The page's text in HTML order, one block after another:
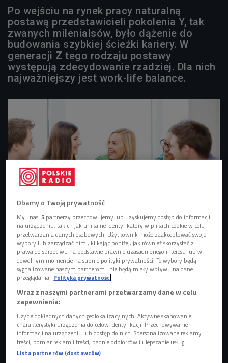
Po wejściu na rynek pracy naturalną
postawą przedstawicieli pokolenia Y, tak
zwanych milenialsów, było dążenie do
budowania szybkiej ścieżki kariery. W
generacji Z tego rodzaju postawy
występują zdecydowanie rzadziej. Dla nich
najważniejszy jest work-life balance.
Dla przedstawicieli pokolenia Z istotny jest work-life balance
Foto:
shutterstock/Ground Picture
Jak wynika z badania przeprowadzonego przez Instytut
Nauk o Zarządzaniu i Jakości Wyższej Szkoły Humanitas,
przedstawiciele pokolenia Z, czyli osób urodzonych po
roku 1997, ponad osiąganie sukcesów zawodowych
stawiają cele związane z życiem prywatnym.
- Zmiana pokoleniowa jest zasadnicza. Ja jestem z
rocznika 1981 i dla mojego pokolenia czymś absolutnie
naturalnym było, że szkoła ma nas przygotować do dobrego
Dbamy o Twoją prywatność
My i nasi5 partnerzy przechowujemy lub uzyskujemy dostęp do informacji
na urządzeniu, takich jak unikalne identyfikatory w plikach cookie w celu
przetwarzania danych osobowych. Użytkownik może zaakceptować swoje
wybory lub zarządzać nimi, klikając poniżej, jak również skorzystać z
prawa do sprzeciwu na podstawie prawnie uzasadnionego interesu lub w
dowolnym momencie na stronie polityki prywatności. Te wybory będą
sygnalizowane naszym partnerom i nie będą miały wpływu na dane
przeglądania. Polityka prywatności
Wraz z naszymi partnerami przetwarzamy dane w celu
zapewnienia:
Użycie dokładnych danych geolokalizacyjnych. Aktywne skanowanie
charakterystyki urządzenia do celów identyfikacji. Przechowywanie
informacji na urządzeniu lub dostęp do nich. Spersonalizowane reklamy i
treści, pomiar reklam i treści, badnie odbiorców i ulepszanie usług.
Lista partnerów (dostawców)